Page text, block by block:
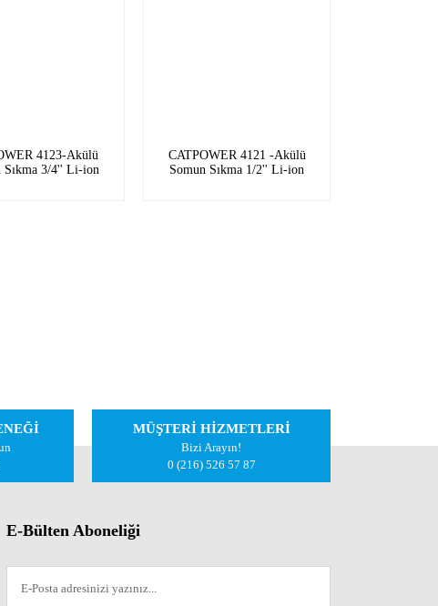
4123-Akülü
Sıkma 3/4'' Li-ion
CATPOWER 4121 -Akülü
Somun Sıkma 1/2'' Li-ion
MÜŞTERİ HİZMETLERİ
Bizi Arayın!
0 (216) 526 57 87
E-Bülten Aboneliği